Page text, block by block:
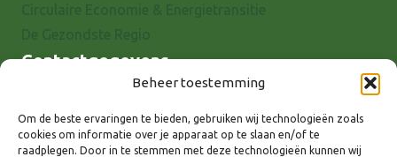
Beheer toestemming
Om de beste ervaringen te bieden, gebruiken wij technologieën zoals
cookies om informatie over je apparaat op te slaan en/of te
raadplegen. Door in te stemmen met deze technologieën kunnen wij
Contactgegevens
7001 EX Doetinchem
E-mail: info@8rhk.nl